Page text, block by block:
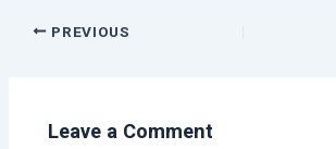
PREVIOUS
Leave a Comment